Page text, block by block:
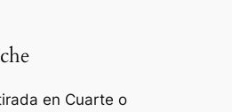
en Cuarte o